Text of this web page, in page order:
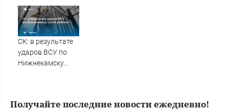
улетающий
самолет (ВИДЕО)
СК: в результате
ударов ВСУ по
Нижнекамску
Получайте последние новости ежедневно!